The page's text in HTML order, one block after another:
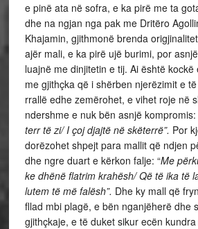
e pinë ata në sofra, e ka pirë me ta
dhe na ngjan nga pak me Dritëro
Khajamin, gjithmonë brenda
ajër mali, e ka pirë ujë burimi, por
luajnë me dinjitetin e tij. Ai është
me gjithçka që i shërben njerëzimit e
rrallë edhe zemërohet, e vihet roje në
ndershme e nuk bën asnjë kompromis:
terr të zi/ I çoj djajtë në skëterrë”. Por
dorëzohet shpejt para mallit që ndjen
dhe ngre duart e kërkon falje: “Me
ke dhënë flatrim krahësh/ Që të ika të
lutem të më falësh”. Dhe ky mall që
fllad mbi plagë, e bën nganjëherë dhe
gjithçkaje, e të duket sikur ecën